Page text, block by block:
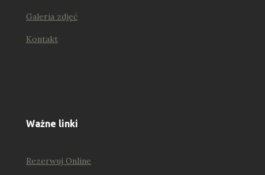
Galeria zdjęć
Kontakt
Ważne linki
Rezerwuj Online